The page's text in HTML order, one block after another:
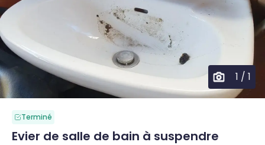
1 / 1
Terminé
Evier de salle de bain à suspendre